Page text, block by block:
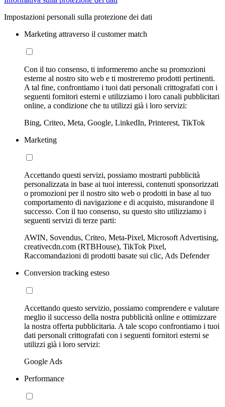
Impostazioni personali sulla protezione dei dati
Marketing attraverso il customer match
Con il tuo consenso, ti informeremo anche su promozioni
esterne al nostro sito web e ti mostreremo prodotti pertinenti.
A tal fine, confrontiamo i tuoi dati personali crittografati con i
seguenti fornitori esterni e utilizziamo i loro canali pubblicitari
online, a condizione che tu utilizzi già i loro servizi:
Bing, Criteo, Meta, Google, LinkedIn, Printerest, TikTok
Marketing
Accettando questi servizi, possiamo mostrarti pubblicità
personalizzata in base ai tuoi interessi, contenuti sponsorizzati
o promozioni per il nostro sito web o prodotti in base al tuo
comportamento di navigazione e di acquisto, misurandone il
successo. Con il tuo consenso, su questo sito utilizziamo i
seguenti servizi di terze parti:
AWIN, Sovendus, Criteo, Meta-Pixel, Microsoft Advertising,
creativecdn.com (RTBHouse), TikTok Pixel,
Raccomandazioni di prodotti basate sui clic, Ads Defender
Conversion tracking esteso
Accettando questo servizio, possiamo comprendere e valutare
meglio il successo della nostra pubblicità online e ottimizzare
la nostra offerta pubblicitaria. A tale scopo confrontiamo i tuoi
dati personali crittografati con i seguenti fornitori esterni se
utilizzi già i loro servizi:
Google Ads
Performance